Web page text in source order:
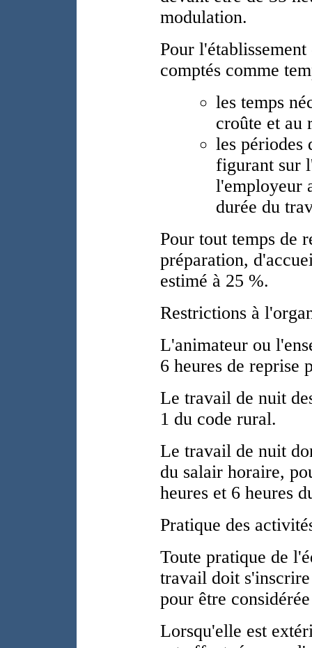
modulation.
Pour
comptés comme
les temps
croûte et au
les périodes
figurant sur
l'employeur
durée du
Pour tout temps de
préparation,
estimé à 25 %.
Restrictions à
L'animateur ou
6 heures de reprise
Le travail de nuit
1 du code rural.
Le travail de nuit
du salair horaire,
heures et 6 heures
Pratique des
Toute pratique de
travail doit
pour être
Lorsqu'elle est